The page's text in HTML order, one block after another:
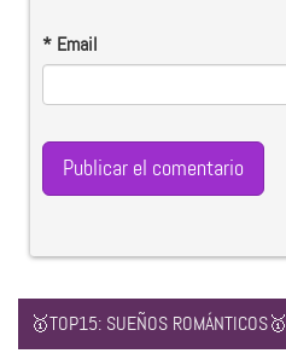
* Email
🥇TOP15: SUEÑOS ROMÁNTICOS🥇